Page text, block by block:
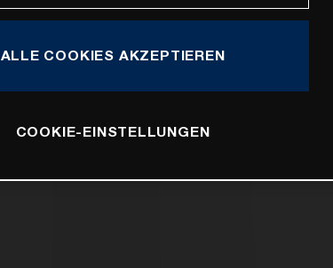
ALLE COOKIES AKZEPTIEREN
COOKIE-EINSTELLUNGEN